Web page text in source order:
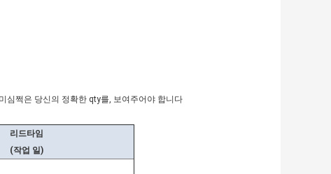
심쩍은 당신의 정확한 qty를, 보여주어야 합니다
리드타임
(작업 일)